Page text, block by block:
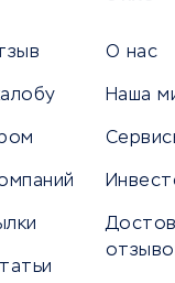
О нас
Наша